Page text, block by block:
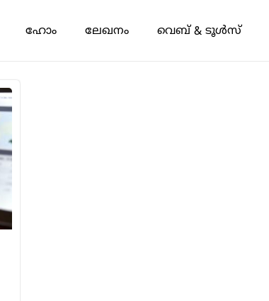
ഹോം ലേഖനം വെബ് & ടൂൾസ്